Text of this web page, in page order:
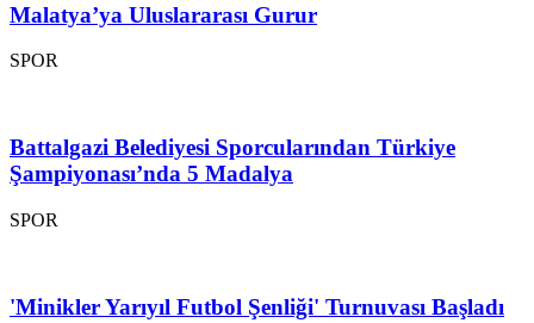
Malatya’ya Uluslararası Gurur
SPOR
Battalgazi Belediyesi Sporcularından Türkiye
Şampiyonası’nda 5 Madalya
SPOR
'Minikler Yarıyıl Futbol Şenliği' Turnuvası Başladı